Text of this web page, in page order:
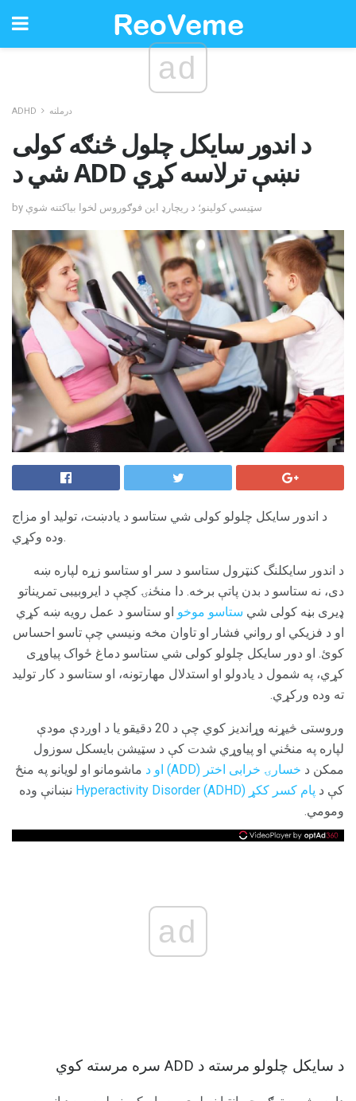
ad
ADHD درملنه
د اندور سایکل چلول څنګه کولی
شي د ADD نښې ترلاسه کړي
by سټيسي کولينو؛ د ریچارډ این فوګوروس لخوا بیاکتنه شوې
د اندور سایکل چلولو کولی شي ستاسو د یادښت، تولید او مزاج
وده وکړي.
د اندور سایکلنگ کنټرول ستاسو د سر او ستاسو زړه لپاره ښه
دی، نه ستاسو د بدن پاتې برخه. دا منځنۍ کچې د ایروبیبی تمریناتو
ډیری بڼه کولی شي ستاسو موخو او ستاسو د عمل رویه ښه کړي
او د فزیکي او رواني فشار او تاوان مخه ونیسي چې تاسو احساس
کوئ. او دور سایکل چلولو کولی شي ستاسو دماغ ځواک پیاوړی
کړي، په شمول د یادولو او استدلال مهارتونه، او ستاسو د کار تولید
ته وده ورکړي.
وروستی څیړنه وړاندیز کوي چې د 20 دقیقو یا د اوږدې مودې
لپاره په منځني او پیاوړي شدت کې د سټيشن بايسکل سوزول
ممکن د خسارۍ خرابی اختر (ADD) او د
ماشومانو او لویانو په منځ
کې د پام کسر ککړ Hyperactivity Disorder (ADHD)
نښانې وده
ومومي.
ad
د سایکل چلولو مرسته د ADD سره مرسته کوي